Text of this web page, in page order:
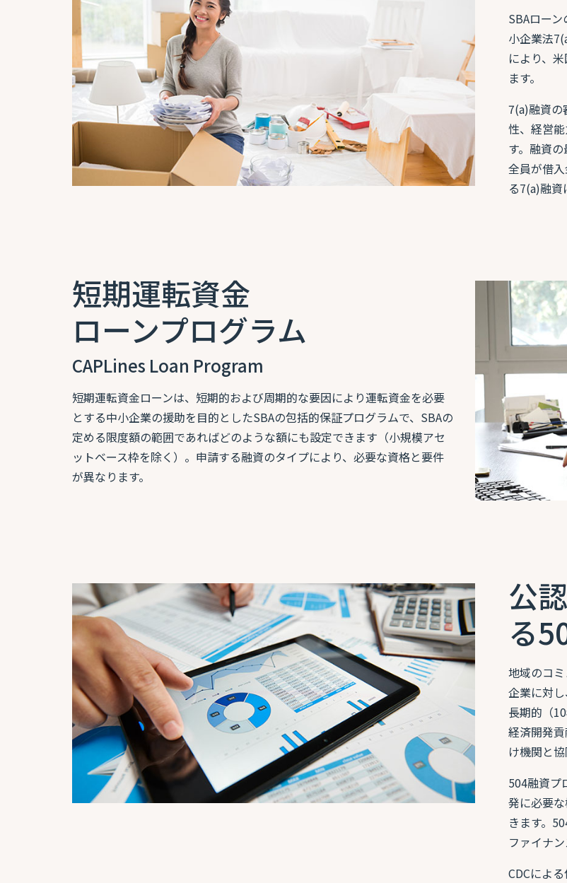
SBAロー
小企業法
により、
ます。
7(a)融資の
性、経営
す。融資
全員が借
る7(a)融資
短期運転資金
ローンプログラム
CAPLines Loan Program
短期運転資金ローンは、短期的および周期的な要因により運転資金を必要
とする中小企業の援助を目的としたSBAの包括的保証プログラムで、SBAの
定める限度額の範囲であればどのような額にも設定できます（小規模アセ
ットベース枠を除く）。申請する融資のタイプにより、必要な資格と要件
が異なります。
公
る
地域のコ
企業に対
長期的（
経済開発
け機関と
504融資プ
発に必要
きます。
ファイナ
CDCによ